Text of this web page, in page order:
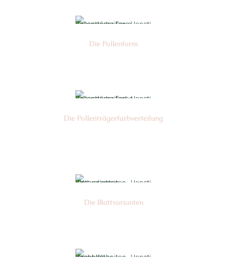
Die Pollen­form
Die Pollen­trägerfarb­verteilung
Die Blattvarianten